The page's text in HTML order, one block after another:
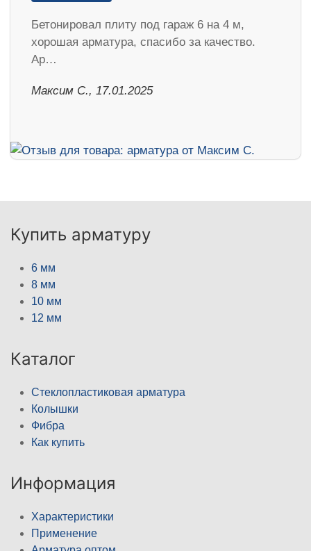
Бетонировал плиту под гараж 6 на 4 м,
хорошая арматура, спасибо за качество.
Ар…
Максим С., 17.01.2025
Купить арматуру
6 мм
8 мм
10 мм
12 мм
Каталог
Стеклопластиковая арматура
Колышки
Фибра
Как купить
Информация
Характеристики
Применение